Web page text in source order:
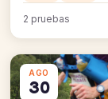
2 pruebas
AGO
30